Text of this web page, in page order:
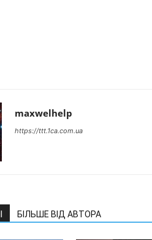
maxwelhelp
https://ttt.1ca.com.ua
БІЛЬШЕ ВІД АВТОРА